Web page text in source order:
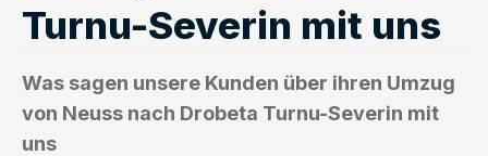
Turnu-Severin mit uns
Was sagen unsere Kunden über ihren Umzug
von Neuss nach Drobeta Turnu-Severin mit
uns